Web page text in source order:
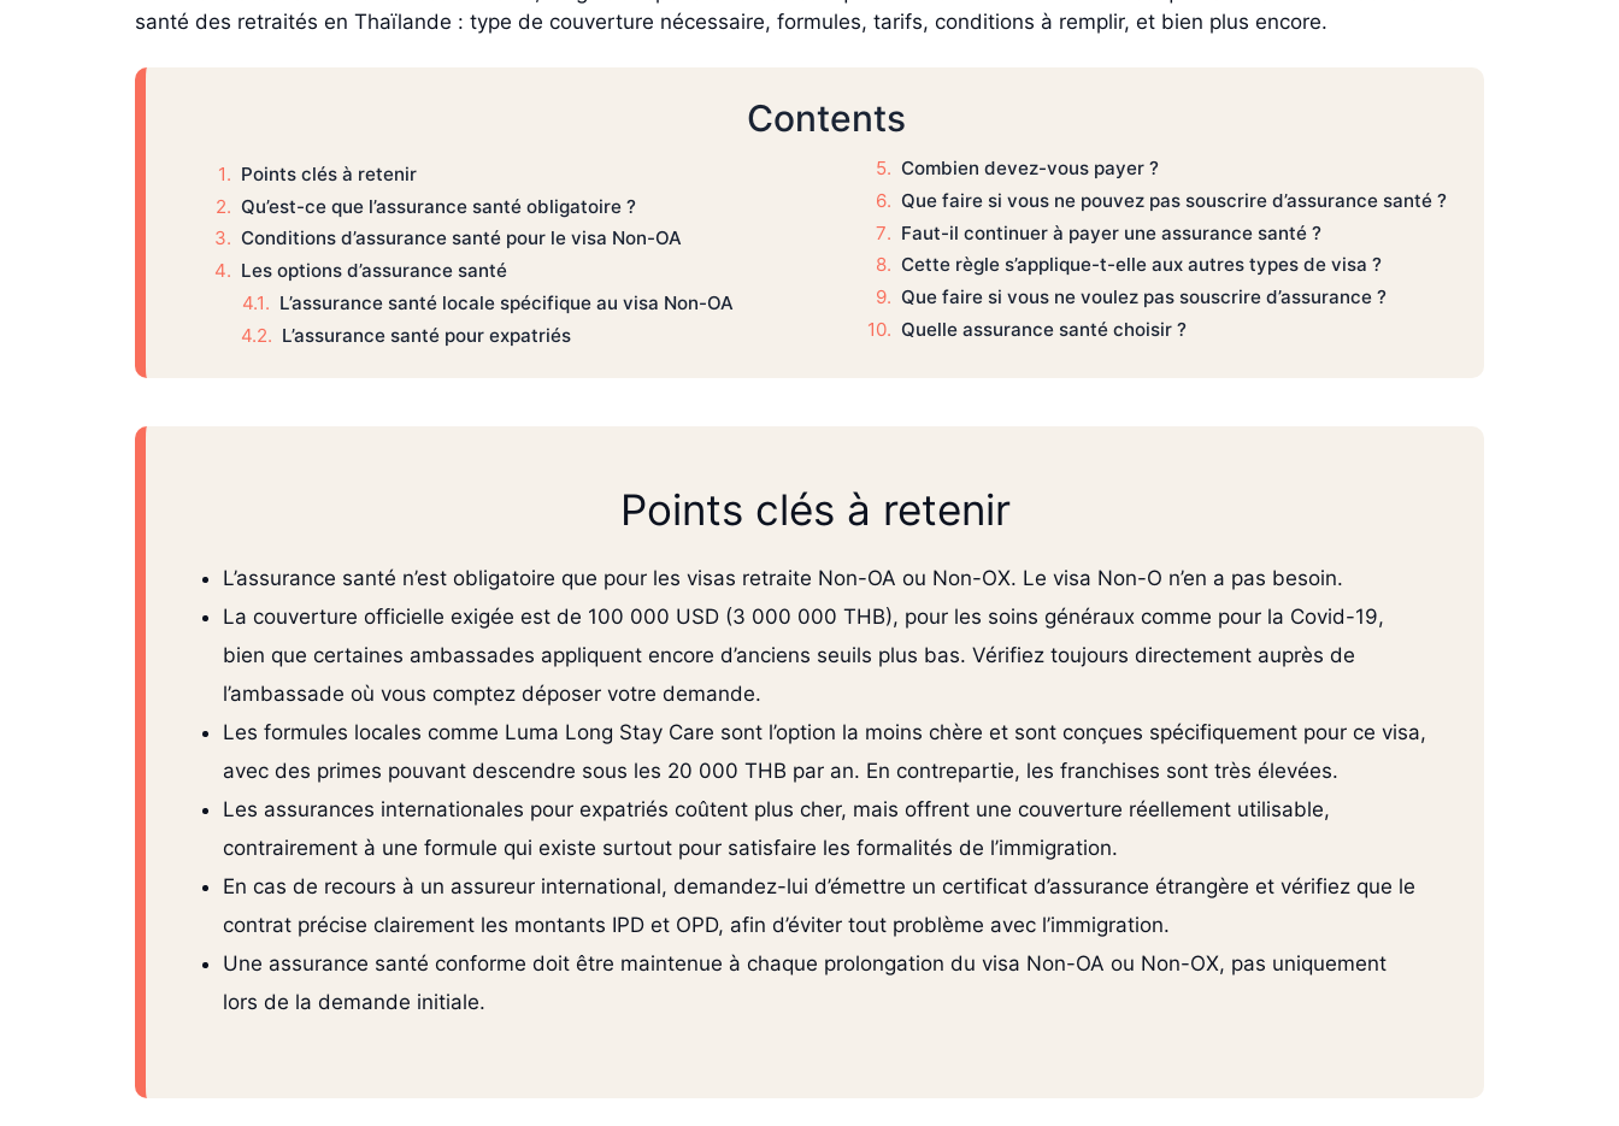
santé des retraités en Thaïlande : type de couverture nécessaire, formules, tarifs, conditions à remplir, et bien plus encore.
Contents
Points clés à retenir
Qu’est-ce que l’assurance santé obligatoire ?
Conditions d’assurance santé pour le visa Non-OA
Les options d’assurance santé
L’assurance santé locale spécifique au visa Non-OA
L’assurance santé pour expatriés
Combien devez-vous payer ?
Que faire si vous ne pouvez pas souscrire d’assurance santé ?
Faut-il continuer à payer une assurance santé ?
Cette règle s’applique-t-elle aux autres types de visa ?
Que faire si vous ne voulez pas souscrire d’assurance ?
Quelle assurance santé choisir ?
Points clés à retenir
L’assurance santé n’est obligatoire que pour les visas retraite Non-OA ou Non-OX. Le visa Non-O n’en a pas besoin.
La couverture officielle exigée est de 100 000 USD (3 000 000 THB), pour les soins généraux comme pour la Covid-19,
bien que certaines ambassades appliquent encore d’anciens seuils plus bas. Vérifiez toujours directement auprès de
l’ambassade où vous comptez déposer votre demande.
Les formules locales comme Luma Long Stay Care sont l’option la moins chère et sont conçues spécifiquement pour ce visa,
avec des primes pouvant descendre sous les 20 000 THB par an. En contrepartie, les franchises sont très élevées.
Les assurances internationales pour expatriés coûtent plus cher, mais offrent une couverture réellement utilisable,
contrairement à une formule qui existe surtout pour satisfaire les formalités de l’immigration.
En cas de recours à un assureur international, demandez-lui d’émettre un certificat d’assurance étrangère et vérifiez que le
contrat précise clairement les montants IPD et OPD, afin d’éviter tout problème avec l’immigration.
Une assurance santé conforme doit être maintenue à chaque prolongation du visa Non-OA ou Non-OX, pas uniquement
lors de la demande initiale.